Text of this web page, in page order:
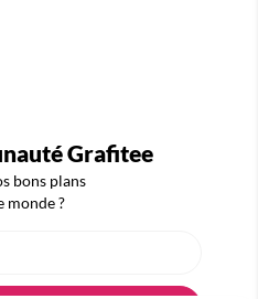
Grafitee
bons plans
monde ?